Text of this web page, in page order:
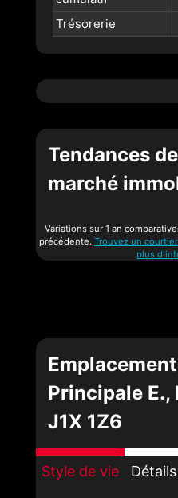
Trésorerie
Tendances
marché
Variations sur 1 an
précédente. Trouvez un
plus
Principale E.,
J1X 1Z6
Style de vie